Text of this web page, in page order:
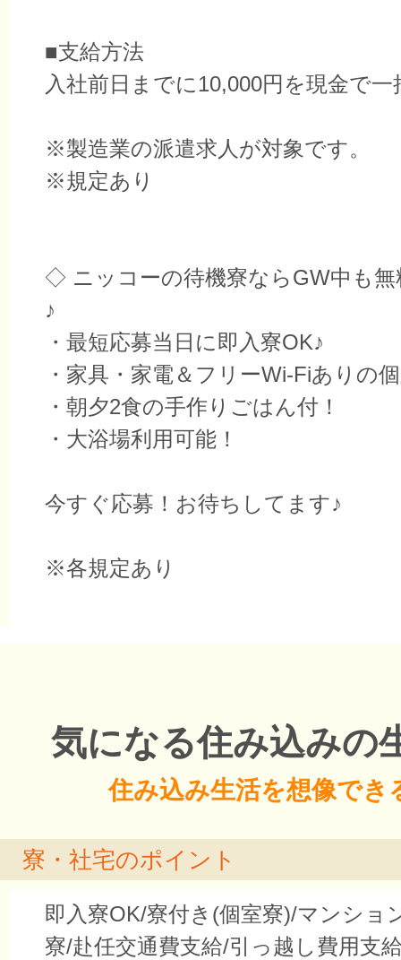
■支給方法
入社前日までに10,000円を現金で一
※製造業の派遣求人が対象です。
※規定あり
◇ ニッコーの待機寮ならGW中も
♪
・最短応募当日に即入寮OK♪
・家具・家電＆フリーWi-Fiありの
・朝夕2食の手作りごはん付！
・大浴場利用可能！
今すぐ応募！お待ちしてます♪
※各規定あり
気になる住み込みの
住み込み生活を想像でき
寮・社宅のポイント
即入寮OK/寮付き(個室寮)/マンショ
寮/赴任交通費支給/引っ越し費用支